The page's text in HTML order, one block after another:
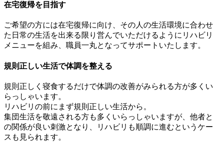
在宅復帰を目指す
ご希望の方には在宅復帰に向け、その人の生活環境に合わせ
た日常の生活を出来る限り営んでいただけるようにリハビリ
メニューを組み、職員一丸となってサポートいたします。
規則正しい生活で体調を整える
規則正しく寝食するだけで体調の改善がみられる方が多くい
らっしゃいます。
リハビリの前にまず規則正しい生活から。
集団生活を敬遠される方も多くいらっしゃいますが、他者と
の関係が良い刺激となり、リハビリも順調に進むというケー
スも見られます。